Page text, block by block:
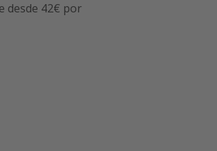
desde 42€ por